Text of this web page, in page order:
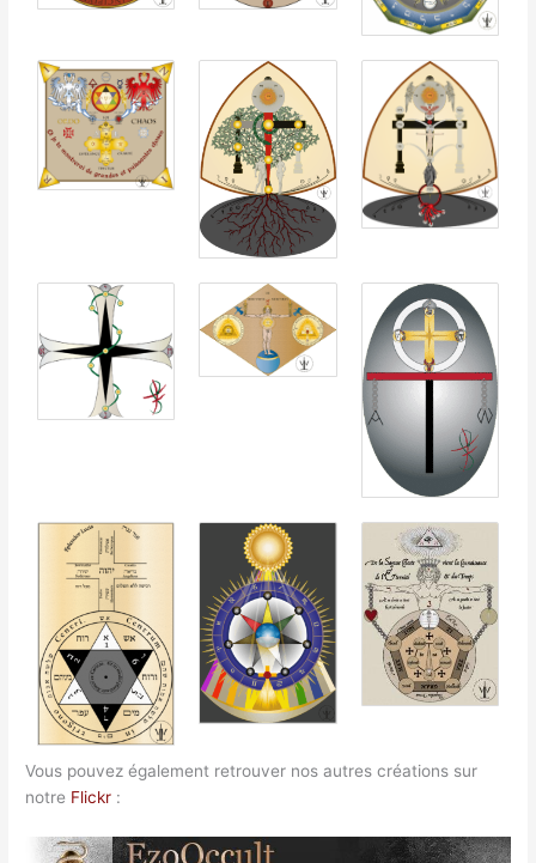
Vous pouvez également retrouver nos autres créations sur
notre Flickr :